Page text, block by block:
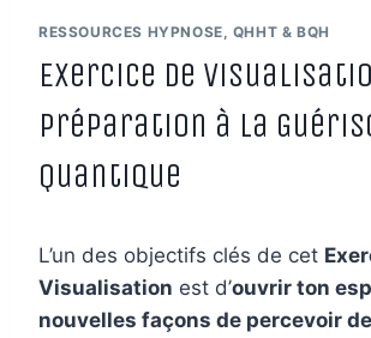
RESSOURCES HYPNOSE, QHHT & BQH
Exercice de
Préparation à la
Quantique
L’un des objectifs clés de cet
Visualisation est d’ouvrir ton
nouvelles façons de percevoir